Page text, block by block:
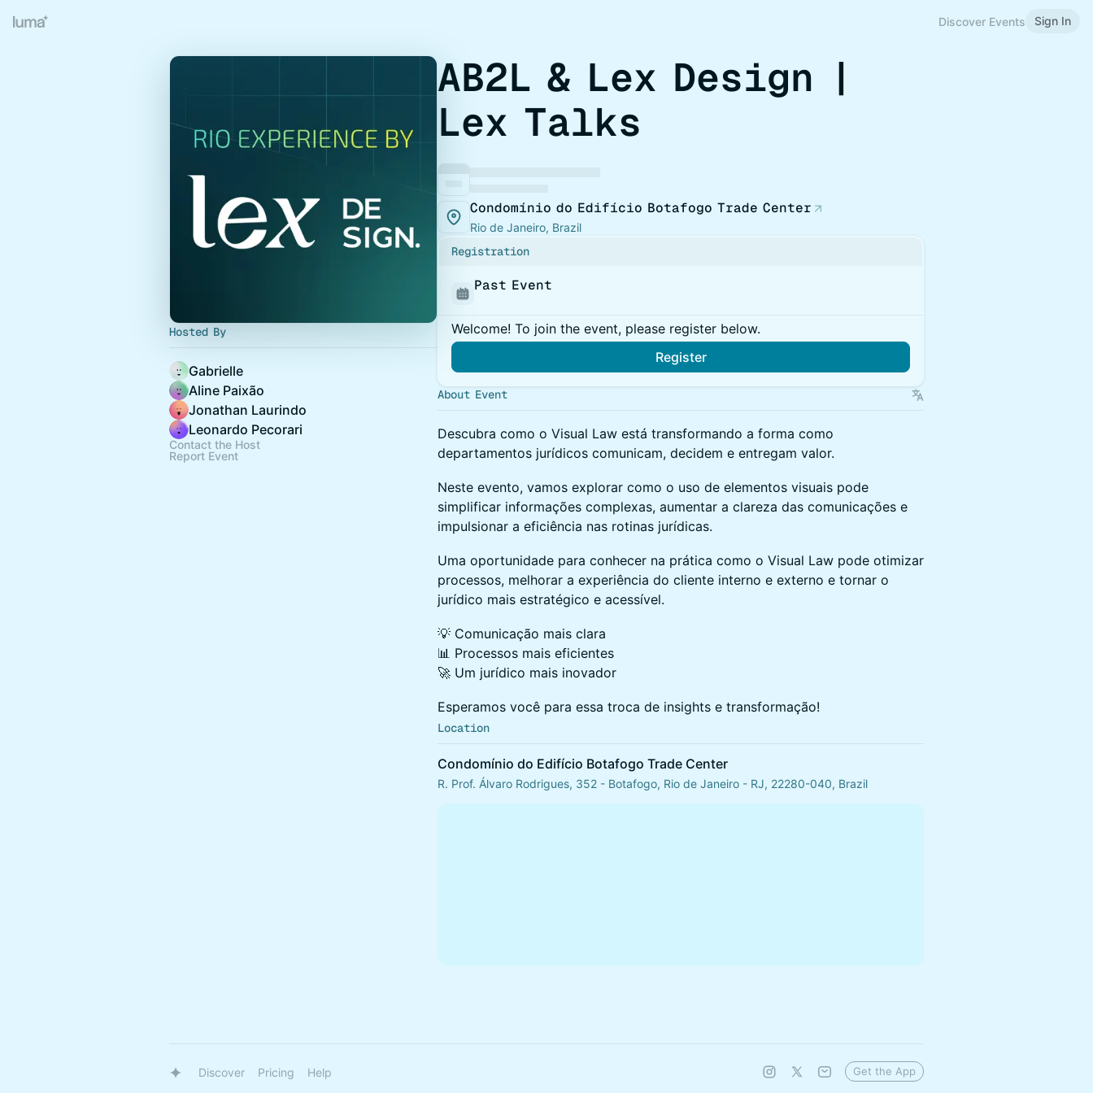
Discover Events Sign In
Hosted By
Gabrielle
Aline Paixão
Jonathan Laurindo
Leonardo Pecorari
Contact the Host
Report Event
AB2L & Lex Design |
Lex Talks
Condomínio do Edifício Botafogo Trade Center
Rio de Janeiro, Brazil
Registration
Past Event
Welcome! To join the event, please register below.
Register
About Event
Descubra como o Visual Law está transformando a forma como
departamentos jurídicos comunicam, decidem e entregam valor.
Neste evento, vamos explorar como o uso de elementos visuais pode
simplificar informações complexas, aumentar a clareza das comunicações e
impulsionar a eficiência nas rotinas jurídicas.
Uma oportunidade para conhecer na prática como o Visual Law pode otimizar
processos, melhorar a experiência do cliente interno e externo e tornar o
jurídico mais estratégico e acessível.
💡 Comunicação mais clara
📊 Processos mais eficientes
🚀 Um jurídico mais inovador
Esperamos você para essa troca de insights e transformação!
Location
Condomínio do Edifício Botafogo Trade Center
R. Prof. Álvaro Rodrigues, 352 - Botafogo, Rio de Janeiro - RJ, 22280-040, Brazil
Discover Pricing Help Get the App